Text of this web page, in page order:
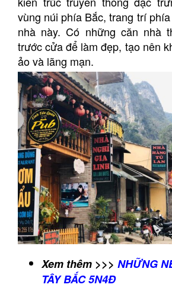
vùng núi phía Bắc, trang trí
nhà này. Có những căn nhà
trước cửa để làm đẹp, tạo nên
ảo và lãng mạn.
Xem thêm >>> NHỮNG
TÂY BẮC 5N4Đ